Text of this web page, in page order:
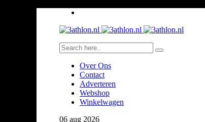
Over Ons
Contact
Adverteren
Webshop
Winkelwagen
06 aug 2026